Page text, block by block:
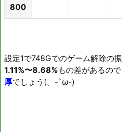
800
設定1で748Gでのゲーム解除の
1.11%〜8.68% もの差があるの
厚でしょう(。-`ω-)